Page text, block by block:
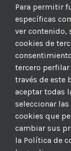
© 2012–2025 |
Para permitir
específicas
ver contenido,
cookies de
tercero perfilar
través de este
aceptar todas
seleccionar
cookies que
cambiar sus
la Política de